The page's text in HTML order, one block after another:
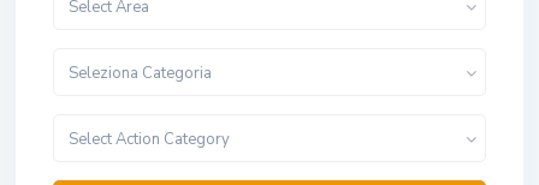
Select Area
Seleziona Categoria
Select Action Category